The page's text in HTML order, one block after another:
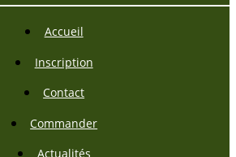
Accueil
Inscription
Contact
Commander
Actualités